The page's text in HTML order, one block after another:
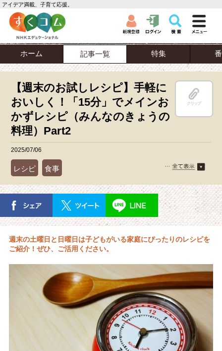
アイデア満載、子育て応援。
ホーム 記事一覧 特集
【週末のお試しレシピ】手軽に
おいしく！「15分」でメインお
かずレシピ（みんなのきょうの
料理）Part2
クリップ
2025/07/06
レシピ 食事
週末の土曜日と日曜日は子どもがいる家庭にぴったりのレシピを
ご紹介！ぜひ、ご活用ください。